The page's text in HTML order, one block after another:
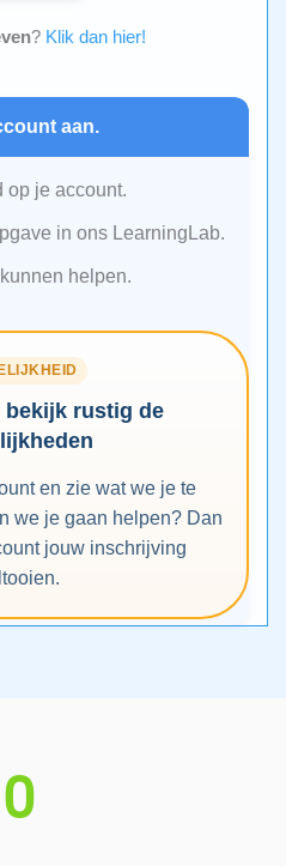
? Klik dan hier!
aan.
op je account.
in ons LearningLab.
helpen.
bekijk rustig de
en zie wat we je te
we je gaan helpen? Dan
jouw inschrijving
0